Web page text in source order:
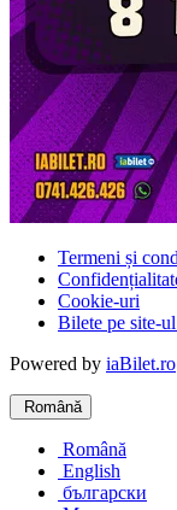
Termeni și
Cookie-uri
Bilete pe site-
Powered by iaBilet.ro
Română
Română
English
български